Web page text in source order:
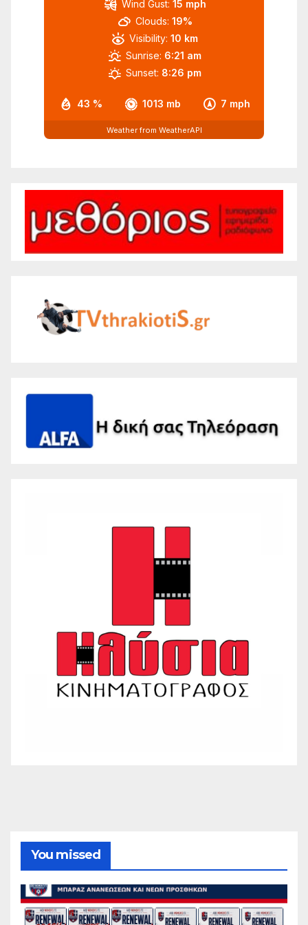
43 % 1013 mb 7 mph
Wind Gust: 15 mph
Clouds: 19%
Visibility: 10 km
Sunrise: 6:21 am
Sunset: 8:26 pm
Weather from WeatherAPI
You missed